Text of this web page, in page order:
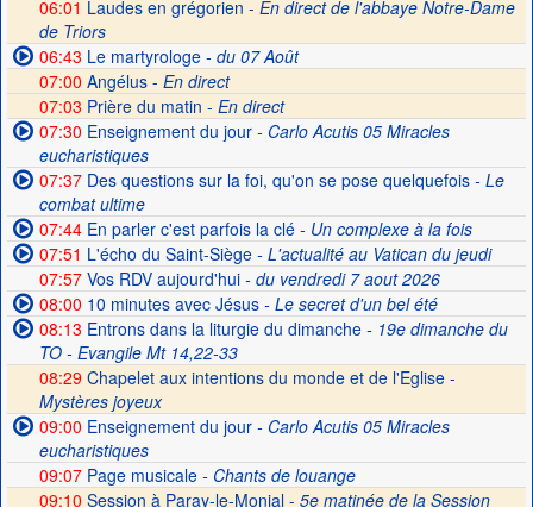
06:01 Laudes en grégorien - En direct de l'abbaye Notre-Dame
de Triors
06:43 Le martyrologe- du 07 Août
07:00 Angélus - En direct
07:03 Prière du matin - En direct
07:30 Enseignement du jour- Carlo Acutis 05 Miracles
eucharistiques
07:37Des questions sur la foi, qu'on se pose quelquefois- Le
combat ultime
07:44En parler c'est parfois la clé- Un complexe à la fois
07:51 L'écho du Saint-Siège- L'actualité au Vatican du jeudi
07:57Vos RDV aujourd'hui- du vendredi 7 aout 2026
08:00 10 minutes avec Jésus- Le secret d'un bel été
08:13 Entrons dans la liturgie du dimanche- 19e dimanche du
TO - Evangile Mt 14,22-33
08:29 Chapelet aux intentions du monde et de l'Eglise -
Mystères joyeux
09:00 Enseignement du jour- Carlo Acutis 05 Miracles
eucharistiques
09:07Page musicale- Chants de louange
09:10 Session à Paray-le-Monial - 5e matinée de la Session